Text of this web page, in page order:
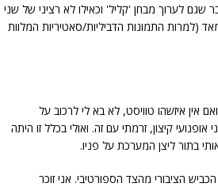
לערוך מבחן 'קליל' וכאילו לא רציני של שני
(למרות התמונות הדביליות/סאטיריות המלוות
אין איזשהו טוויסט, לא בא לי לרכוב על
קיצון, זרמתי עם זה. ואולי בכלל זו היתה
בתור ליצן המערכת על פניו.
הציבורי מהצד הספורטיבי. אני זוכר